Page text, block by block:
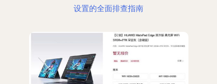
设置的全面排查指南